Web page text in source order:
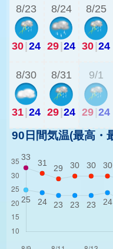
8/23
30|24
8/24
29|24
8/25
30|24
8/30
31|24
8/31
29|24
9/1
29 24
90日間気温(最高・